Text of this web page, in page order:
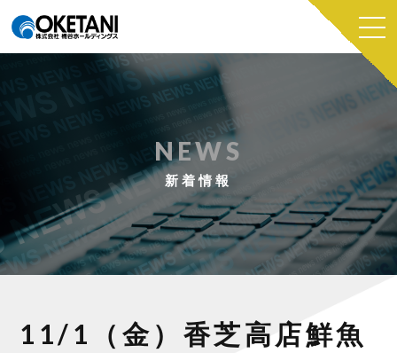
NEWS
新着情報
11/1（金）香芝高店鮮魚